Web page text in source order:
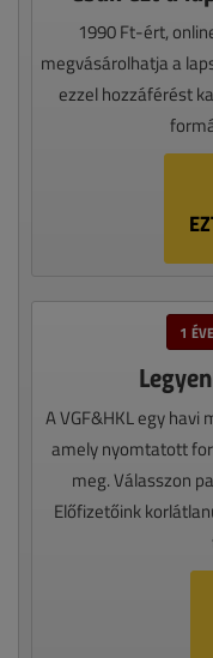
1990 Ft-ért,
megvásárolhatja a
ezzel hozzáférést
1
A VGF&HKL egy
amely nyomtatott
meg. Válasszon
Előfizetőink